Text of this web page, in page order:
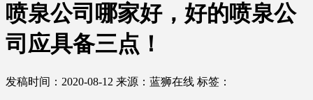
喷泉公司哪家好，好的喷泉公
司应具备三点！
发稿时间：2020-08-12 来源：蓝狮在线 标签：